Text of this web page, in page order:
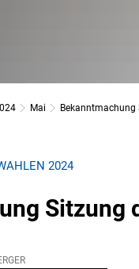
Mai Bekanntmachung
2024
Sitzung